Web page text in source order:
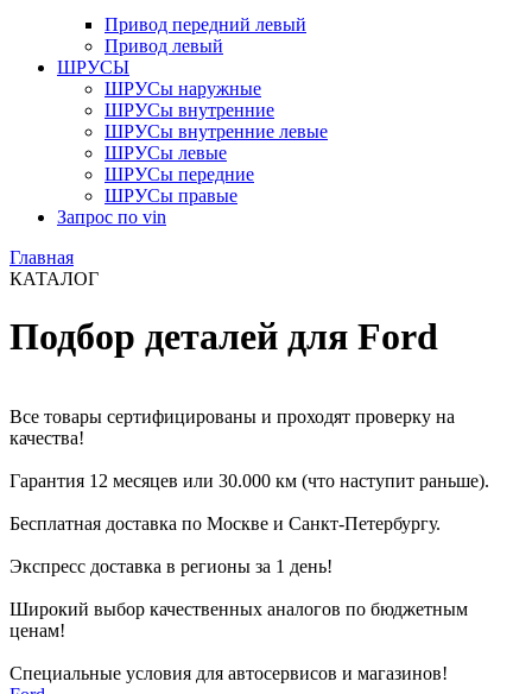
Привод передний левый
Привод левый
ШРУСЫ
ШРУСы наружные
ШРУСы внутренние
ШРУСы внутренние левые
ШРУСы левые
ШРУСы передние
ШРУСы правые
Запрос по vin
Главная
КАТАЛОГ
Подбор деталей для Ford
Все товары сертифицированы и проходят проверку на
качества!
Гарантия 12 месяцев или 30.000 км (что наступит раньше).
Бесплатная доставка по Москве и Санкт-Петербургу.
Экспресс доставка в регионы за 1 день!
Широкий выбор качественных аналогов по бюджетным
ценам!
Специальные условия для автосервисов и магазинов!